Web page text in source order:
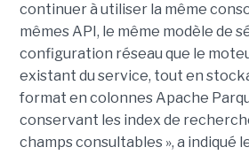
continuer à utiliser la même
mêmes API, le même modèle de
configuration réseau que le
existant du service, tout en
format en colonnes Apache
conservant les index de
champs consultables », a indiqué